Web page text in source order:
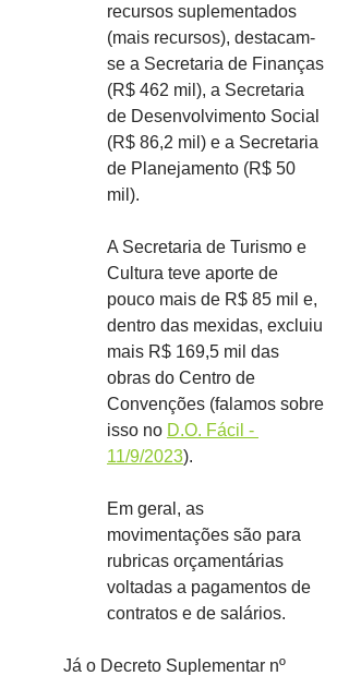
recursos suplementados
(mais recursos), destacam-
se a Secretaria de Finanças
(R$ 462 mil), a Secretaria
de Desenvolvimento Social
(R$ 86,2 mil) e a Secretaria
de Planejamento (R$ 50
mil).
A Secretaria de Turismo e
Cultura teve aporte de
pouco mais de R$ 85 mil e,
dentro das mexidas, excluiu
mais R$ 169,5 mil das
obras do Centro de
Convenções (falamos sobre
isso no D.O. Fácil -
11/9/2023).
Em geral, as
movimentações são para
rubricas orçamentárias
voltadas a pagamentos de
contratos e de salários.
Já o Decreto Suplementar nº